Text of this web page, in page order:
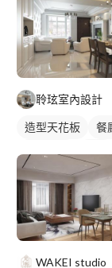
聆玹室內設計
造型天花板 餐
全室照明設計
客廳燈光設計
WAKEI studio